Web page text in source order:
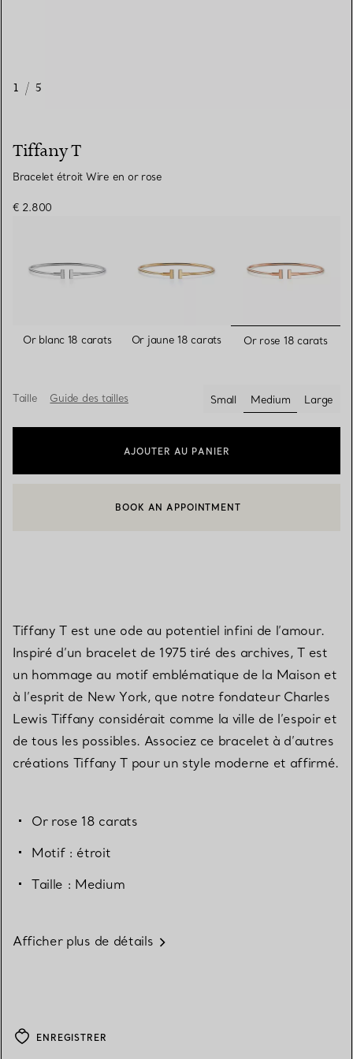
1 / 5
Tiffany T
Bracelet étroit Wire en or rose
€ 2.800
Or blanc 18 carats Or jaune 18 carats Or rose 18 carats
Taille Guide des tailles Small
Medium
sélectionnés
Large
AJOUTER AU PANIER
CONTACTER UN CONSEILLER CLIENT OU PRENDRE RENDEZ-
BOOK AN APPOINTMENT
Tiffany T est une ode au potentiel infini de l’amour.
Inspiré d’un bracelet de 1975 tiré des archives, T est
un hommage au motif emblématique de la Maison et
à l’esprit de New York, que notre fondateur Charles
Lewis Tiffany considérait comme la ville de l’espoir et
de tous les possibles. Associez ce bracelet à d’autres
créations Tiffany T pour un style moderne et affirmé.
Or rose 18 carats
Motif : étroit
Taille : Medium
Afficher plus de détails
ENREGISTRER